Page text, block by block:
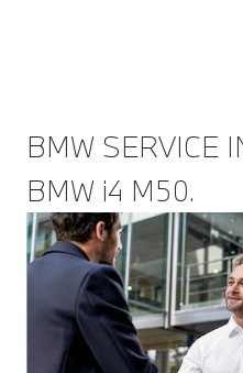
BMW SERVICE
BMW i4 M50.